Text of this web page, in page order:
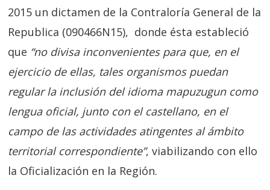
2015 un dictamen de la Contraloría General de la
Republica (090466N15), donde ésta estableció
que “no divisa inconvenientes para que, en el
ejercicio de ellas, tales organismos puedan
regular la inclusión del idioma mapuzugun como
lengua oficial, junto con el castellano, en el
campo de las actividades atingentes al ámbito
territorial correspondiente”, viabilizando con ello
la Oficialización en la Región.